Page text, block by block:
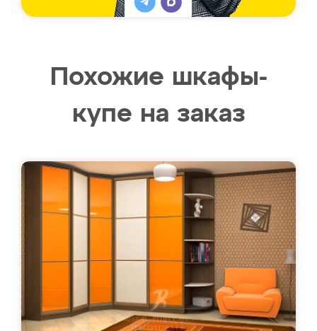
Похожие шкафы-
купе на заказ